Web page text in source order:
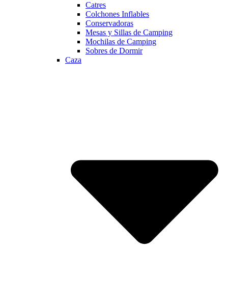
Catres
Colchones Inflables
Conservadoras
Mesas y Sillas de Camping
Mochilas de Camping
Sobres de Dormir
Caza